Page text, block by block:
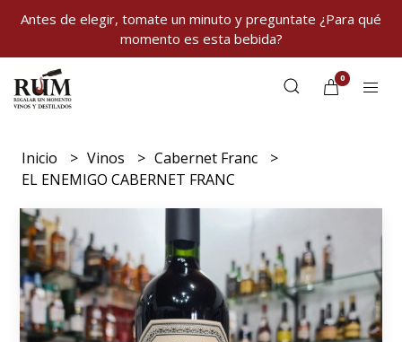
Antes de elegir, tomate un minuto y preguntate ¿Para qué
momento es esta bebida?
0
Inicio Vinos
Cabernet Franc
EL ENEMIGO CABERNET FRANC